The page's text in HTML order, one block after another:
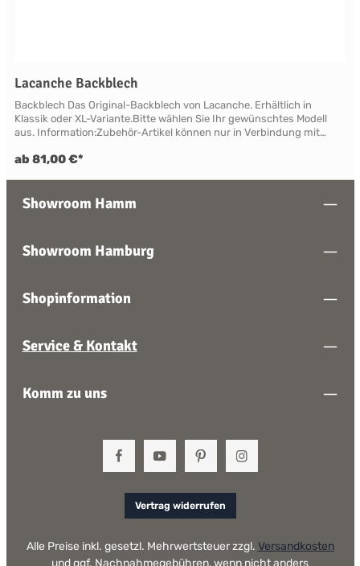
Lacanche Backblech
Backblech Das Original-Backblech von Lacanche. Erhältlich in
Klassik oder XL-Variante.Bitte wählen Sie Ihr gewünschtes Modell
aus. Information:Zubehör-Artikel können nur in Verbindung mit
ab 81,00 €*
Showroom Hamm
Showroom Hamburg
Shopinformation
Service & Kontakt
Komm zu uns
Vertrag widerrufen
Alle Preise inkl. gesetzl. Mehrwertsteuer zzgl. Versandkosten
und ggf. Nachnahmegebühren, wenn nicht anders